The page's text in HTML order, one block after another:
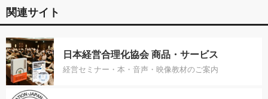
関連サイト
日本経営合理化協会 商品・サービス
経営セミナー・本・音声・映像教材のご案内